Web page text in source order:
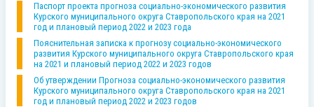
Паспорт проекта прогноза социально-экономического развития
Курского муниципального округа Ставропольского края на 2021
год и плановый период 2022 и 2023 года
Пояснительная записка к прогнозу социально-экономического
развития Курского муниципального округа Ставропольского края
на 2021 и плановый период 2022 и 2023 годов
Об утверждении Прогноза социально-экономического развития
Курского муниципального округа Ставропольского края на 2021
год и плановый период 2022 и 2023 годов